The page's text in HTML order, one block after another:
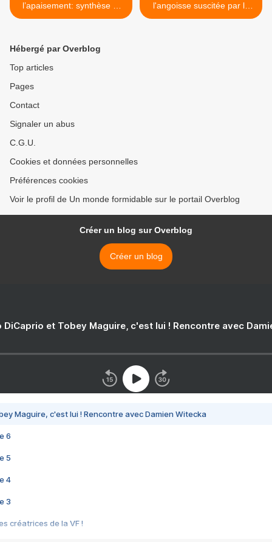
l’apaisement: synthèse et
recommandations par ICG
l'angoisse suscitée par le
référendum au Sud-Soudan
Hébergé par Overblog
Top articles
Pages
Contact
Signaler un abus
C.G.U.
Cookies et données personnelles
Préférences cookies
Voir le profil de Un monde formidable sur le portail Overblog
Créer un blog sur Overblog
Créer un blog
DiCaprio et Tobey Maguire, c'est lui ! Rencontre avec
Maguire, c'est lui ! Rencontre avec Damien Witecka
6
5
4
3
créatrices de la VF !